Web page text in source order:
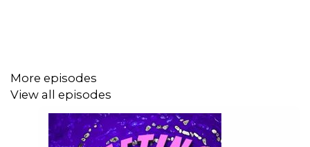
More episodes
View all episodes